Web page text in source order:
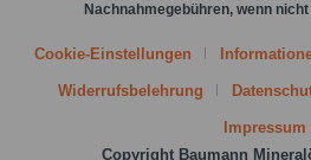
Nachnahmegebühren, wenn
Cookie-Einstellungen
Widerrufsbelehrung
Impressum
Copyright Baumann